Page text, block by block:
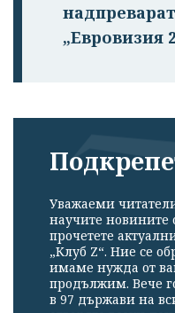
„Евровизия
Уважаеми
научите новините
прочетете
„Клуб Z“. Ние се
имаме нужда от
продължим. Вече
в 97 държави на